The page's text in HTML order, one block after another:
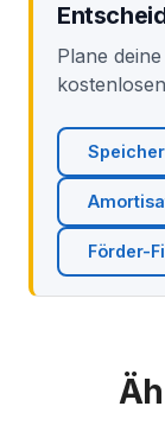
Plane
Förder-